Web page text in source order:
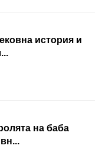
история и
на баба